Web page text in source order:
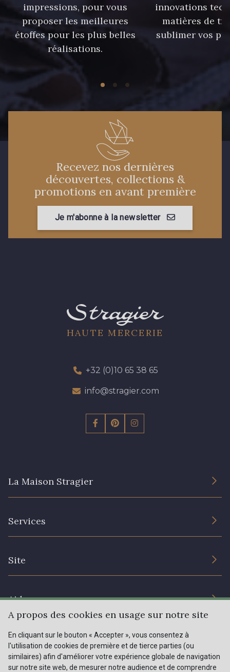
impressions, pour vous
proposer les meilleures
étoffes pour les plus belles
réalisations.
innovations
matières de
sublimer vos
Recevez nos dernières
découvertes, collections &
promotions en avant première
Je m'abonne à la newsletter
HAUTE MERCERIE
+32 (0)10 65 38 65
info@stragier.com
La Maison Stragier
Services
Site
Prix réduits
Aide
Livraison : France, Belgique, International
Retours & réclamations
FAQ - Questions fréquentes
Menu
A propos des cookies en usage sur notre site
En cliquant sur le bouton « Accepter », vous consentez à
l'utilisation de cookies de première et de tierce parties (ou
similaires) afin d'améliorer votre expérience globale de navigation
sur notre site web, de mesurer notre audience et de comprendre